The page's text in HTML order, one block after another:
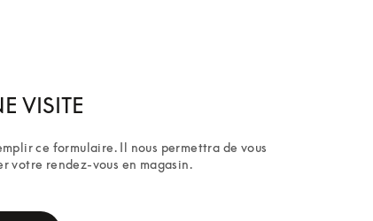
VISITE
ce formulaire. Il nous permettra de vous
votre rendez-vous en magasin.